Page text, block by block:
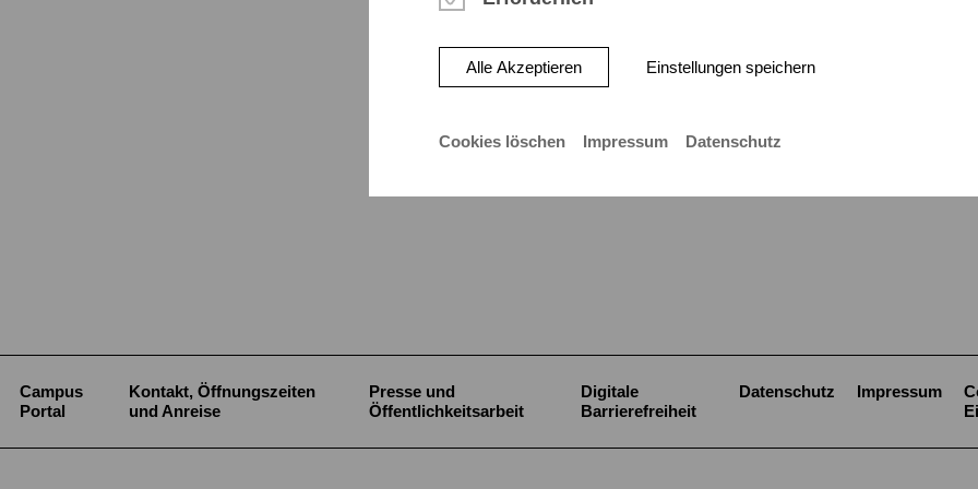
Alle Akzeptieren Einstellungen speichern
Cookies löschen Impressum Datenschutz
Campus
Portal
Kontakt, Öffnungszeiten
und Anreise
Presse und
Öffentlichkeitsarbeit
Digitale
Barrierefreiheit
Datenschutz Impressum